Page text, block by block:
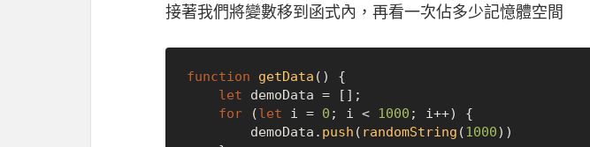
接著我們將變數移到函式內，再看一次佔多少記憶體空間
function getData ( ) {
let demoData = [];
for (let i = 0 ; i < 1000 ; i++) {
        demoData.
push ( randomString (1000))